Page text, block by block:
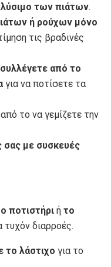
των πιάτων.
ή ρούχων μόνο
τις βραδινές
από το
για να ποτίσετε τα
από το να γεμίζετε την
σας με συσκευές
ποτιστήρι ή το
τυχόν διαρροές.
το λάστιχο για το